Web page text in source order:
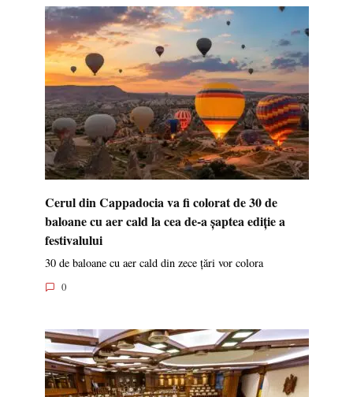
Cerul din Cappadocia va fi colorat de 30 de
baloane cu aer cald la cea de-a șaptea ediție a
festivalului
30 de baloane cu aer cald din zece țări vor colora
0